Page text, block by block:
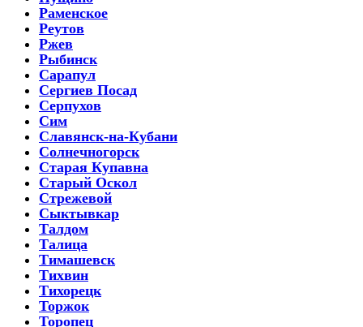
Раменское
Реутов
Ржев
Рыбинск
Сарапул
Сергиев Посад
Серпухов
Сим
Славянск-на-Кубани
Солнечногорск
Старая Купавна
Старый Оскол
Стрежевой
Сыктывкар
Талдом
Талица
Тимашевск
Тихвин
Тихорецк
Торжок
Торопец